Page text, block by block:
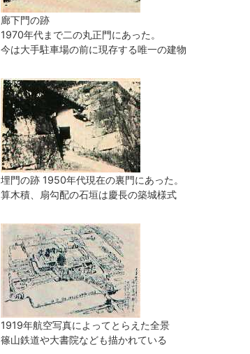
廊下門の跡
1970年代まで二の丸正門にあった。
今は大手駐車場の前に現存する唯一の建物
埋門の跡 1950年代現在の裏門にあった。
算木積、扇勾配の石垣は慶長の築城様式
1919年航空写真によってとらえた全景
篠山鉄道や大書院なども描かれている